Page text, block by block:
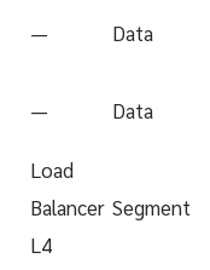
— Data
— Data
Load
Balancer
L4
Segment